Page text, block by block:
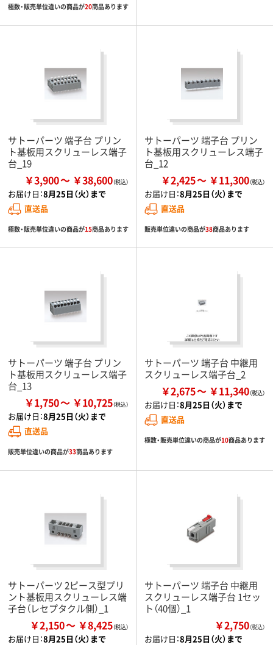
極数・販売単位違いの商品が20商品あります
サトーパーツ 端子台 プリン
ト基板用スクリューレス端子
台_19
￥3,900 ￥38,600
お届け日：8月25日（火）まで
直送品
極数・販売単位違いの商品が15商品あります
サトーパーツ 端子台 プリン
ト基板用スクリューレス端子
台_12
￥2,425 ￥11,300
お届け日：8月25日（火）まで
直送品
販売単位違いの商品が38商品あります
サトーパーツ 端子台 プリン
ト基板用スクリューレス端子
台_13
￥1,750 ￥10,725
お届け日：8月25日（火）まで
直送品
販売単位違いの商品が33商品あります
サトーパーツ 端子台 中継用
スクリューレス端子台_2
￥2,675 ￥11,340
お届け日：8月25日（火）まで
直送品
極数・販売単位違いの商品が10商品あります
サトーパーツ 2ピース型プリ
ント基板用スクリューレス端
子台（レセプタクル側）_1
￥2,150 ￥8,425
お届け日：8月25日（火）まで
サトーパーツ 端子台 中継用
スクリューレス端子台 1セッ
ト（40個）_1
￥2,750（税込）
お届け日：8月25日（火）まで